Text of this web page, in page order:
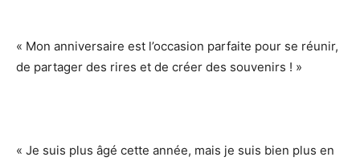
« Mon anniversaire est l’occasion parfaite pour se réunir,
de partager des rires et de créer des souvenirs ! »
« Je suis plus âgé cette année, mais je suis bien plus en